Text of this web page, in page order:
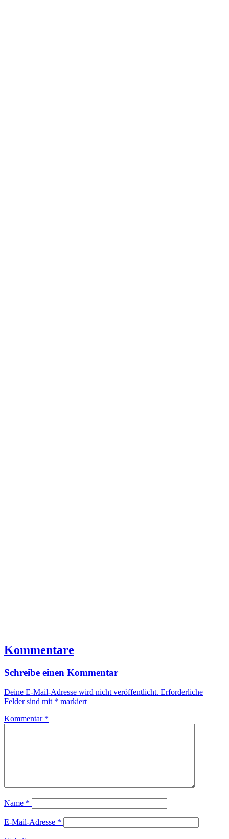
Kommentare
Schreibe einen Kommentar
Deine E-Mail-Adresse wird nicht veröffentlicht. Erforderliche
Felder sind mit * markiert
Kommentar *
Name *
E-Mail-Adresse *